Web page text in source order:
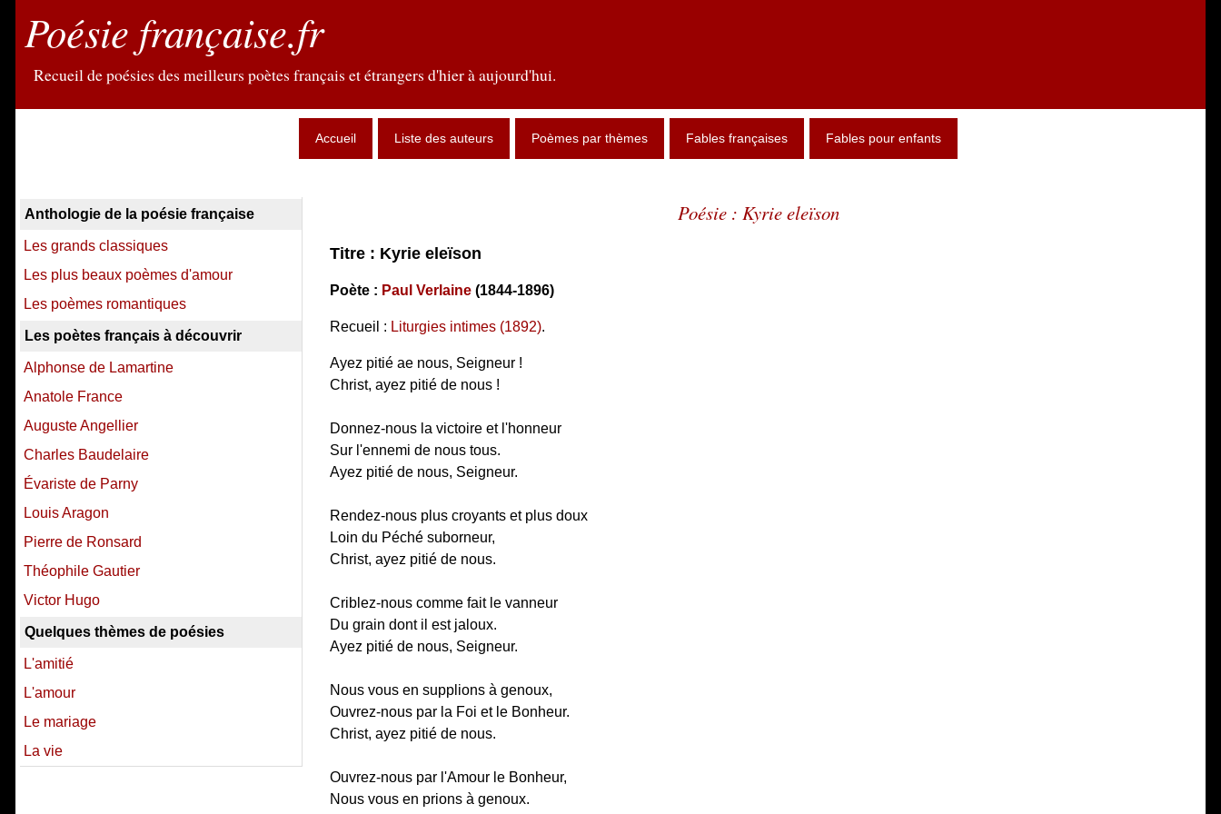
Poésie française.fr
Recueil de poésies des meilleurs poètes français et étrangers d'hier à aujourd'hui.
Accueil Liste des auteurs Poèmes par thèmes Fables françaises Fables pour enfants
Poésie : Kyrie eleïson
Titre : Kyrie eleïson
Poète : Paul Verlaine (1844-1896)
Recueil : Liturgies intimes (1892).
Ayez pitié ae nous, Seigneur !
Christ, ayez pitié de nous !
Donnez-nous la victoire et l'honneur
Sur l'ennemi de nous tous.
Ayez pitié de nous, Seigneur.
Rendez-nous plus croyants et plus doux
Loin du Péché suborneur,
Christ, ayez pitié de nous.
Criblez-nous comme fait le vanneur
Du grain dont il est jaloux.
Ayez pitié de nous, Seigneur.
Nous vous en supplions à genoux,
Ouvrez-nous par la Foi et le Bonheur.
Christ, ayez pitié de nous.
Ouvrez-nous par l'Amour le Bonheur,
Nous vous en prions à genoux.
Anthologie de la poésie française
Les grands classiques
Les plus beaux poèmes d'amour
Les poèmes romantiques
Les poètes français à découvrir
Alphonse de Lamartine
Anatole France
Auguste Angellier
Charles Baudelaire
Évariste de Parny
Louis Aragon
Pierre de Ronsard
Théophile Gautier
Victor Hugo
Quelques thèmes de poésies
L'amitié
L'amour
Le mariage
La vie